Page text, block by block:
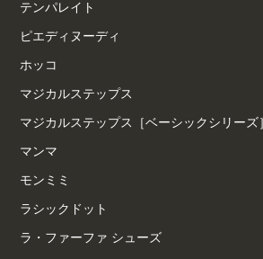
テンパレイト
ピエディヌーディ
ホッコ
マジカルステップス
マジカルステップス［ベーシックシリーズ
マンマ
モンミミ
ラシックドット
ラ・ファーファ シューズ